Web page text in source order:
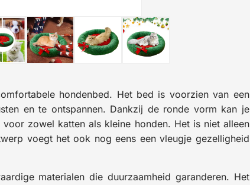
hondenbed. Het bed is voorzien van een
en te ontspannen. Dankzij de ronde vorm kan je
zowel katten als kleine honden. Het is niet alleen
voegt het ook nog eens een vleugje gezelligheid
materialen die duurzaamheid garanderen. Het